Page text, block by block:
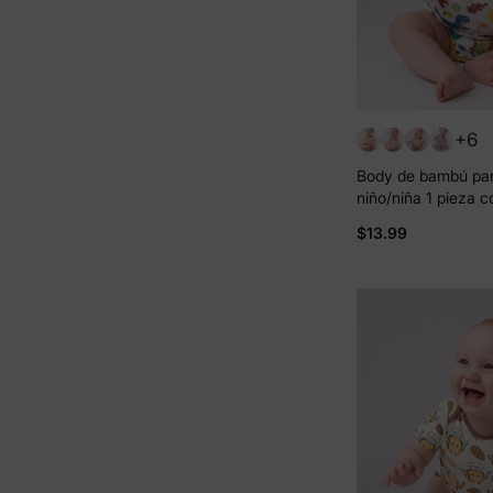
+6
Body de bambú
niño/niña 1 pieza
$13.99